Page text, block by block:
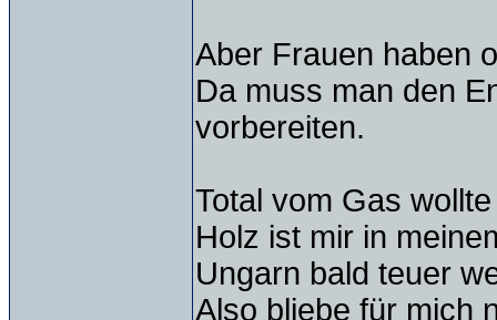
Aber Frauen haben
Da muss man den
vorbereiten.
Total vom Gas
Holz ist mir in
Ungarn bald teuer
Also bliebe für mich